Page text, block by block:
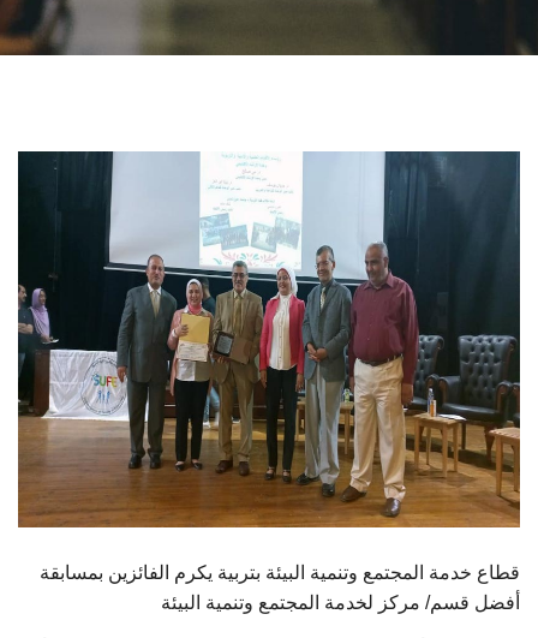
الإعلام
الطلاب
هيئة التدريس
الدراسات العليا
الخريجين
الموظفون
الزائـرون
قطاع خدمة المجتمع وتنمية البيئة بتربية يكرم الفائزين بمسابقة
أفضل قسم/ مركز لخدمة المجتمع وتنمية البيئة